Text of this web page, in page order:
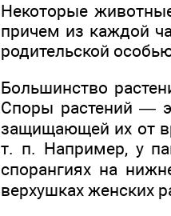
Некоторые
причем из каждой
родительской
Большинство
Споры растений —
защищающей их от
т. п. Например, у
спорангиях на
верхушках женских